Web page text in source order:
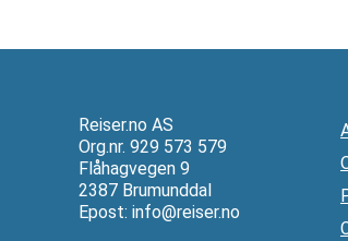
Reiser.no AS
Org.nr. 929 573 579
Flåhagvegen 9
2387 Brumunddal
Epost: info@reiser.no